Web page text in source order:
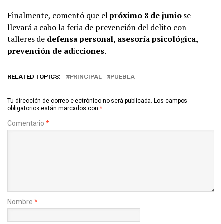
Finalmente, comentó que elpróximo 8 de junio se
llevará a cabo la feria de prevención del delito con
talleres de defensa personal, asesoría psicológica,
prevención de adicciones.
RELATED TOPICS: PRINCIPAL PUEBLA
Tu dirección de correo electrónico no será publicada. Los campos
obligatorios están marcados con *
Comentario *
Nombre *